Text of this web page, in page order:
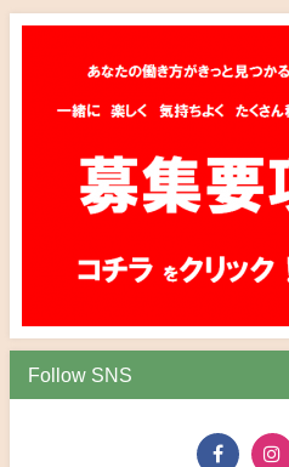
Follow SNS